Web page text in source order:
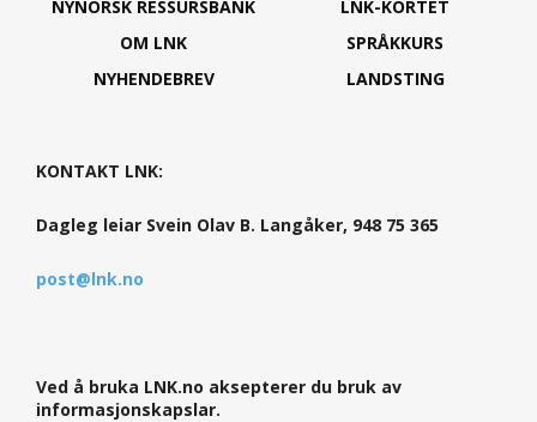
NYNORSK RESSURSBANK
OM LNK
NYHENDEBREV
LNK-KORTET
SPRÅKKURS
LANDSTING
KONTAKT LNK:
Dagleg leiar Svein Olav B. Langåker, 948 75 365
post@lnk.no
Ved å bruka LNK.no aksepterer du bruk av
informasjonskapslar.